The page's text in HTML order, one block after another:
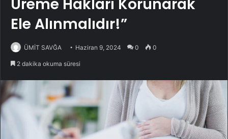
Üreme Hakları Korunarak
Ele Alınmalıdır!”
ÜMİT SAVĞA Haziran 9, 2024 0 0
2 dakika okuma süresi